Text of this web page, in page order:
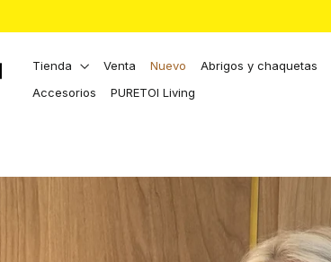
Tienda Venta Nuevo Abrigos y chaquetas
Accesorios
PURETOI Living